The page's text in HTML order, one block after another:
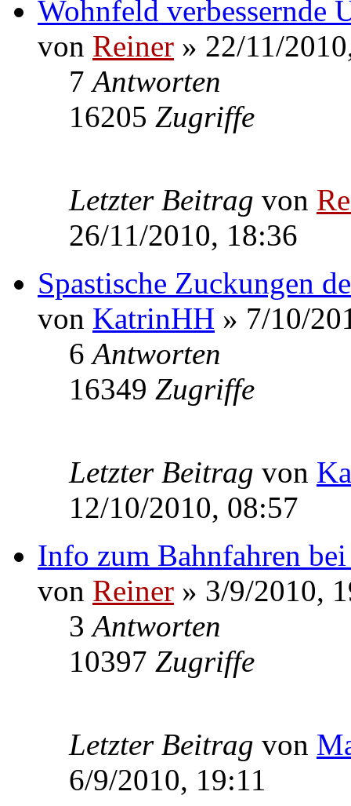
Wohnfeld verbessernde
von Reiner » 22/11/
7Antworten
16205 Zugriffe
Letzter Beitrag von
26/11/2010, 18:36
Spastische Zuckungen
von KatrinHH » 7/10/
6Antworten
16349 Zugriffe
Letzter Beitrag von
12/10/2010, 08:57
Info zum Bahnfahren
von Reiner » 3/9/2010,
3Antworten
10397 Zugriffe
Letzter Beitrag von
6/9/2010, 19:11